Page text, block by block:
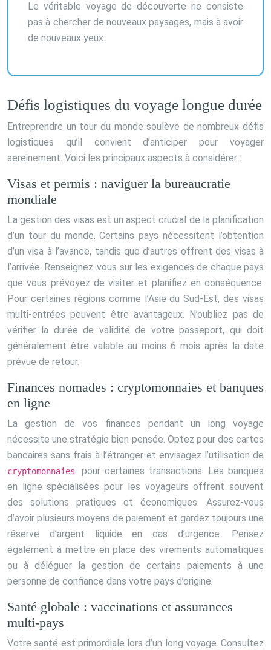
Le véritable voyage de découverte ne consiste
pas à chercher de nouveaux paysages, mais à avoir
de nouveaux yeux.
Défis logistiques du voyage longue durée
Entreprendre un tour du monde soulève de nombreux défis
logistiques qu’il convient d’anticiper pour voyager
sereinement. Voici les principaux aspects à considérer :
Visas et permis : naviguer la bureaucratie
mondiale
La gestion des visas est un aspect crucial de la planification
d’un tour du monde. Certains pays nécessitent l’obtention
d’un visa à l’avance, tandis que d’autres offrent des visas à
l’arrivée. Renseignez-vous sur les exigences de chaque pays
que vous prévoyez de visiter et planifiez en conséquence.
Pour certaines régions comme l’Asie du Sud-Est, des visas
multi-entrées peuvent être avantageux. N’oubliez pas de
vérifier la durée de validité de votre passeport, qui doit
généralement être valable au moins 6 mois après la date
prévue de retour.
Finances nomades : cryptomonnaies et banques
en ligne
La gestion de vos finances pendant un long voyage
nécessite une stratégie bien pensée. Optez pour des cartes
bancaires sans frais à l’étranger et envisagez l’utilisation de
cryptomonnaies pour certaines transactions. Les banques
en ligne spécialisées pour les voyageurs offrent souvent
des solutions pratiques et économiques. Assurez-vous
d’avoir plusieurs moyens de paiement et gardez toujours une
réserve d’argent liquide en cas d’urgence. Pensez
également à mettre en place des virements automatiques
ou à déléguer la gestion de certains paiements à une
personne de confiance dans votre pays d’origine.
Santé globale : vaccinations et assurances
multi-pays
Votre santé est primordiale lors d’un long voyage. Consultez